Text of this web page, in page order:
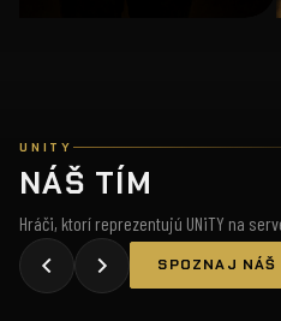
UNITY
NÁŠ TÍM
Hráči, ktorí reprezentujú UNiTY na
SPOZNAJ